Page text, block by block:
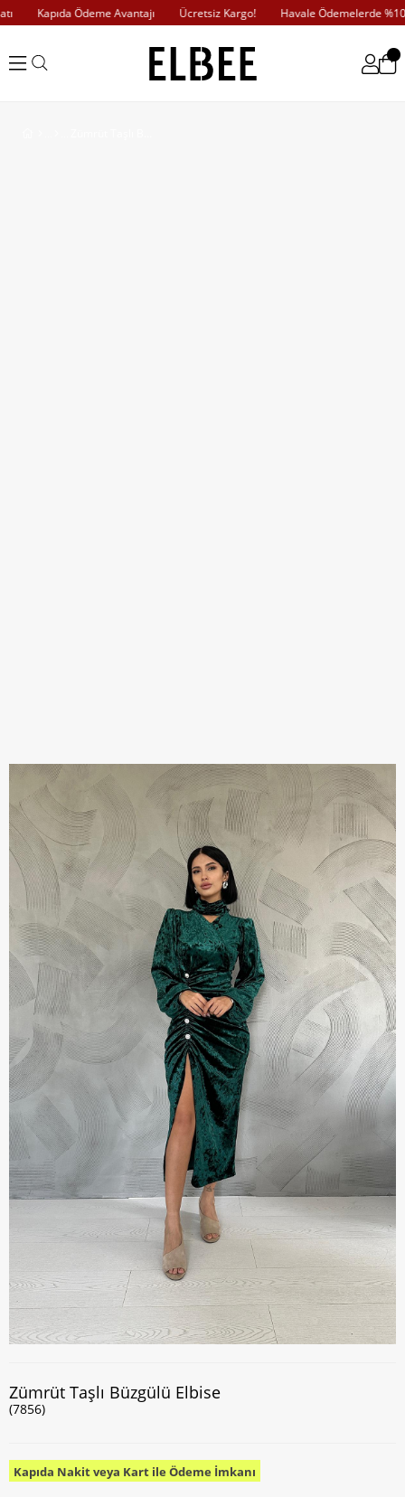
Kapıda Ödeme Avantajı Ücretsiz Kargo! Havale Ödemelerde %10
Zümrüt Taşlı Büzgülü Elbise
(7856)
Kapıda Nakit veya Kart ile Ödeme İmkanı